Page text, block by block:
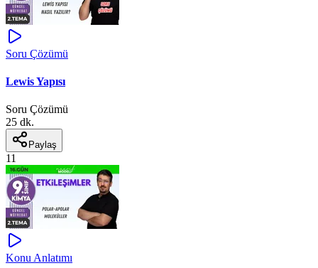
Soru Çözümü
Lewis Yapısı
Soru Çözümü
25 dk.
Paylaş
11
Konu Anlatımı